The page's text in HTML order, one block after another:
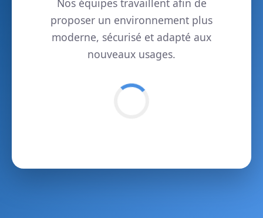
Nos équipes travaillent afin de
proposer un environnement plus
moderne, sécurisé et adapté aux
nouveaux usages.